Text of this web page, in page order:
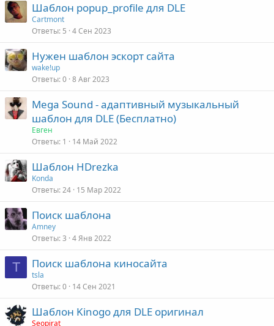
Шаблон popup_profile для DLE
Cartmont
Ответы 5 4 Сен 2023
Нужен шаблон эскорт сайта
wake!up
Ответы 0 8 Авг 2023
Mega Sound - адаптивный музыкальный
шаблон для DLE (Бесплатно)
Евген
Ответы 1 14 Май 2022
Шаблон HDrezka
Konda
Ответы 24 15 Мар 2022
Поиск шаблона
Amney
Ответы 3 4 Янв 2022
T Поиск шаблона киносайта
tsla
Ответы 0 14 Сен 2021
Шаблон Kinogo для DLE оригинал
Seopirat